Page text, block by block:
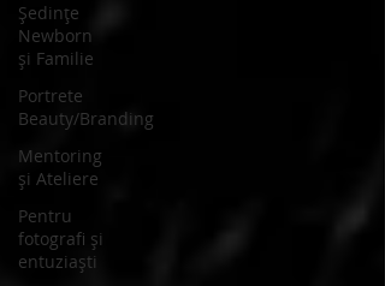
Ședințe
Newborn
și Familie
Portrete
Beauty/Branding
Mentoring
și Ateliere
Pentru
fotografi și
entuziaști